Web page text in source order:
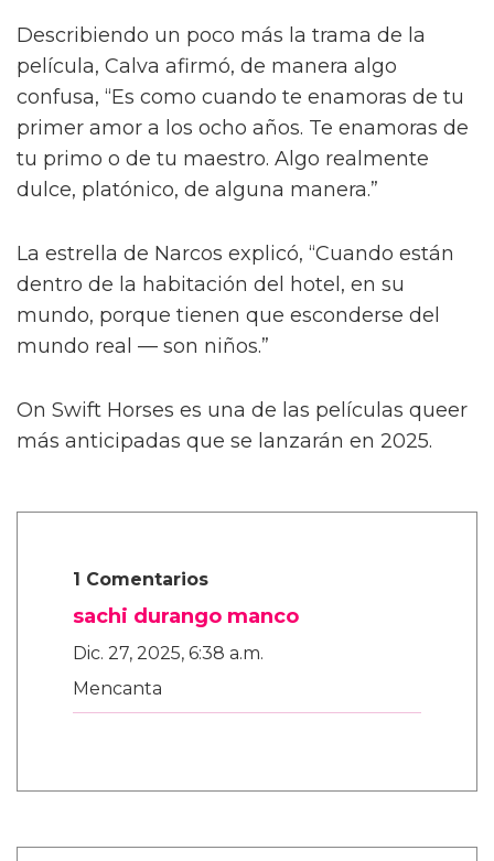
Describiendo un poco más la trama de la
película, Calva afirmó, de manera algo
confusa, “Es como cuando te enamoras de tu
primer amor a los ocho años. Te enamoras de
tu primo o de tu maestro. Algo realmente
dulce, platónico, de alguna manera.”
La estrella de Narcos explicó, “Cuando están
dentro de la habitación del hotel, en su
mundo, porque tienen que esconderse del
mundo real — son niños.”
On Swift Horses es una de las películas queer
más anticipadas que se lanzarán en 2025.
1 Comentarios
sachi durango manco
Dic. 27, 2025, 6:38 a.m.
Mencanta